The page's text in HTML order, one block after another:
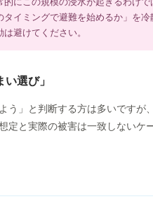
イミングで避難を始めるか」を
避けてください。
選び」
う」と判断する方は多いですが
と実際の被害は一致しないケ